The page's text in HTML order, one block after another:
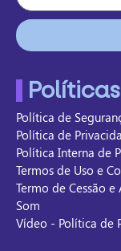
Políticas
Política de
Política de
Política Interna de
Termos de Uso e
Termo de Cessão
Som
Vídeo - Política de